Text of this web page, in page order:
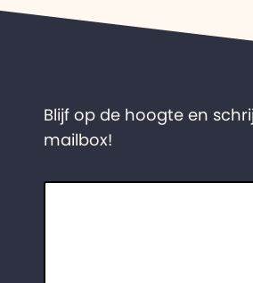
Blijf op de hoogte en
mailbox!